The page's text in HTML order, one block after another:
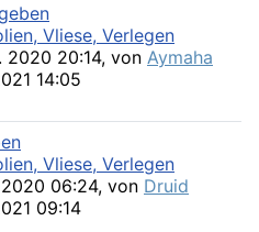
Vliese, Verlegen
20:14, von Aymaha
14:05
Vliese, Verlegen
06:24, von Druid
09:14